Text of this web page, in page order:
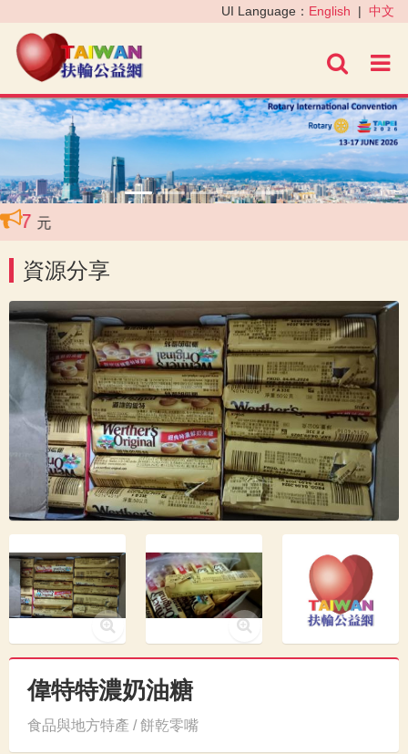
進階
UI Language： English | 中文
‹ ›
元
資源分享
偉特特濃奶油糖
食品與地方特產 / 餅乾零嘴